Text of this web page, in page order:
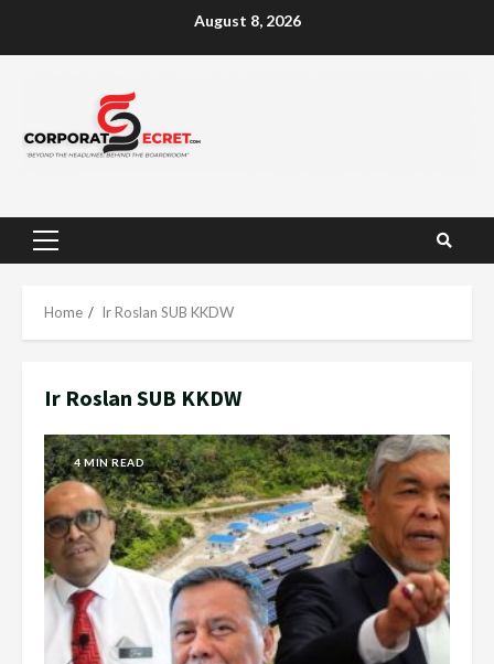
August 8, 2026
Primary
Home Ir Roslan SUB KKDW
Ir Roslan SUB KKDW
4 MIN READ